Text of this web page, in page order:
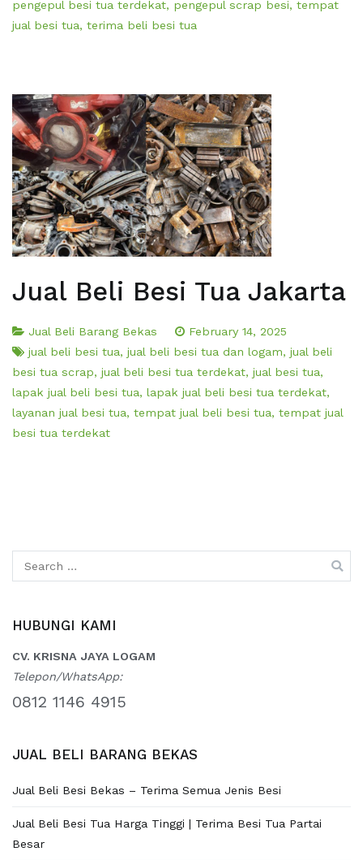
pengepul besi tua terdekat, pengepul scrap besi, tempat
jual besi tua, terima beli besi tua
Jual Beli Besi Tua Jakarta
Jual Beli Barang Bekas
February 14, 2025
jual beli besi tua, jual beli besi tua dan logam, jual beli
besi tua scrap, jual beli besi tua terdekat, jual besi tua,
lapak jual beli besi tua, lapak jual beli besi tua terdekat,
layanan jual besi tua, tempat jual beli besi tua, tempat jual
besi tua terdekat
for:
HUBUNGI KAMI
CV. KRISNA JAYA LOGAM
Telepon/WhatsApp:
0812 1146 4915
JUAL BELI BARANG BEKAS
Jual Beli Besi Bekas – Terima Semua Jenis Besi
Jual Beli Besi Tua Harga Tinggi | Terima Besi Tua Partai
Besar